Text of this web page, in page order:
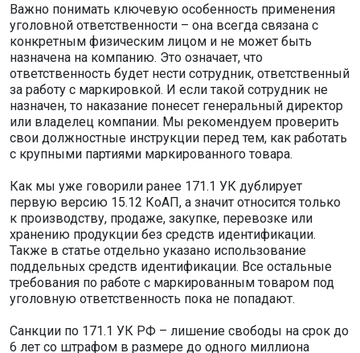
Важно понимать ключевую особенность применения
уголовной ответственности – она всегда связана с
конкретным физическим лицом и не может быть
назначена на компанию. Это означает, что
ответственность будет нести сотрудник, ответственный
за работу с маркировкой. И если такой сотрудник не
назначен, то наказание понесет генеральный директор
или владелец компании. Мы рекомендуем проверить
свои должностные инструкции перед тем, как работать
с крупными партиями маркированного товара.
Как мы уже говорили ранее 171.1 УК дублирует
первую версию 15.12 КоАП, а значит относится только
к производству, продаже, закупке, перевозке или
хранению продукции без средств идентификации.
Также в статье отдельно указано использование
поддельных средств идентификации. Все остальные
требования по работе с маркированным товаром под
уголовную ответственность пока не попадают.
Санкции по 171.1 УК РФ – лишение свободы на срок до
6 лет со штрафом в размере до одного миллиона